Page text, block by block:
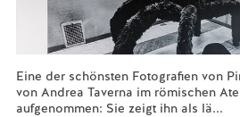
Eine der schönsten Fotografien von
von Andrea Taverna im römischen
aufgenommen: Sie zeigt ihn als lä...